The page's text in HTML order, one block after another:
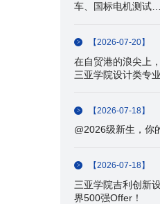
车、国标电机测试
【2026-07-20】
在自贸港的浪尖上
三亚学院设计类专
【2026-07-18】
@2026级新生，你
【2026-07-18】
三亚学院吉利创新
界500强Offer！